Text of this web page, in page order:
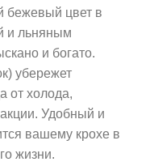
бежевый цвет в
и льняным
и богато.
убережет
от холода,
Удобный и
вашему крохе в
жизни.